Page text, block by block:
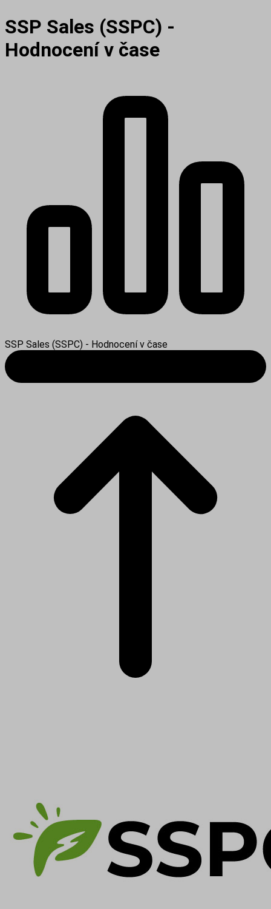
SSP Sales (SSPC) -
Hodnocení v čase
SSP Sales (SSPC) - Hodnocení v čase